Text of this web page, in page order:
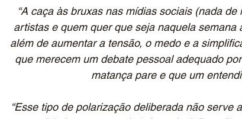
“A caça às bruxas nas mídias sociais (nada
artistas e quem quer que seja naquela
além de aumentar a tensão, o medo e a
que merecem um debate pessoal adequado
matança pare e que um
“Esse tipo de polarização deliberada não